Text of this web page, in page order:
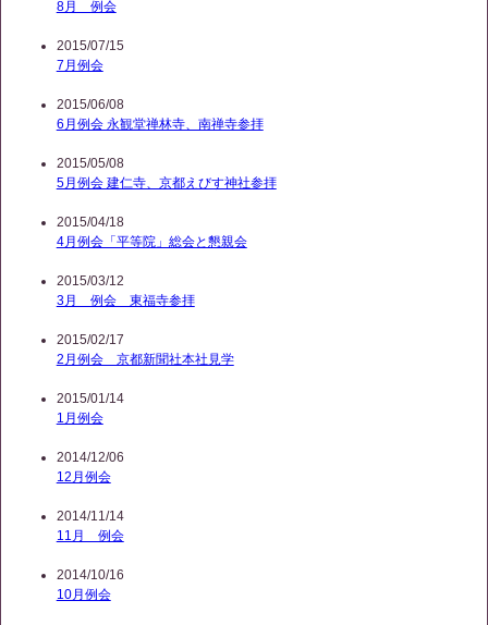
8月 例会
2015/07/15
7月例会
2015/06/08
6月例会 永観堂禅林寺、南禅寺参拝
2015/05/08
5月例会 建仁寺、京都えびす神社参拝
2015/04/18
4月例会「平等院」総会と懇親会
2015/03/12
3月 例会 東福寺参拝
2015/02/17
2月例会 京都新聞社本社見学
2015/01/14
1月例会
2014/12/06
12月例会
2014/11/14
11月 例会
2014/10/16
10月例会